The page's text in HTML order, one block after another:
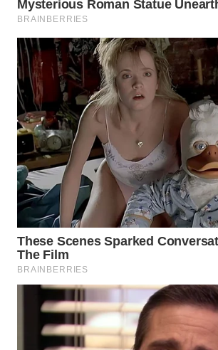
WAHANA
UMKM
WAHANA
SELEB
WAHANA
PERSONA
WAHANA
OTOMOTIF
WAHANA
HEALTH
WAHANA
DESA
WISATA